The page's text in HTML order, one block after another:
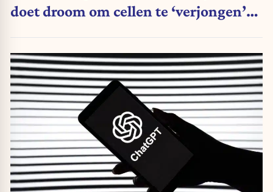
doet droom om cellen te ‘verjongen’